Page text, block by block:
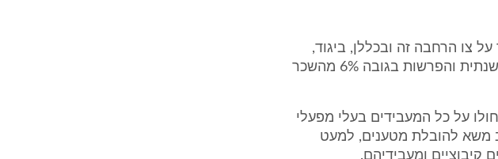
צו הרחבה זה ובכללן, ביגוד,
תוספת 50% מהשכר המשולב עבור פדיון חופשה שנתית והפרשות בגובה 6% מהשכר
על כל המעבידים בעלי מפעלי
משא להובלת מטענים, למעט
קיבוציים ומעבידיהם.